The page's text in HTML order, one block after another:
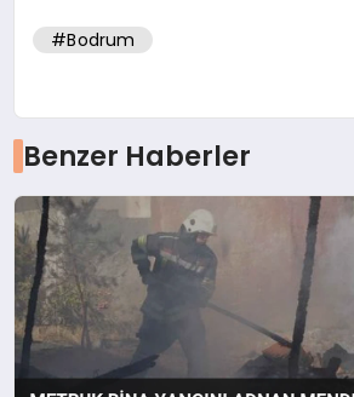
#Bodrum
Benzer Haberler